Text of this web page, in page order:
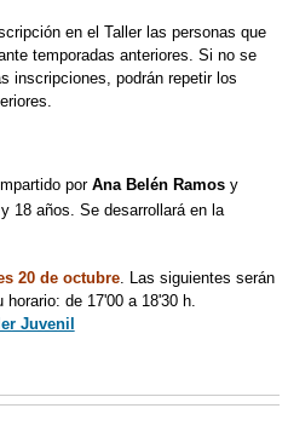
en el Taller las personas que
temporadas anteriores. Si no se
inscripciones, podrán repetir los
por Ana Belén Ramosy
18 años. Se desarrollará en la
20 de octubre. Las siguientes serán
de 17'00 a 18'30 h.
Juvenil